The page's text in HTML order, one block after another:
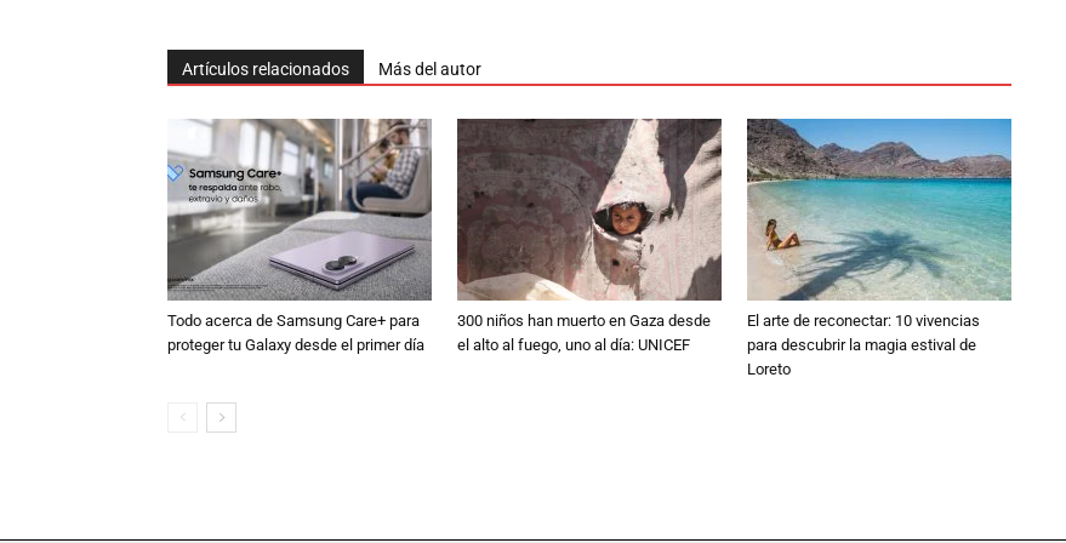
Artículos relacionados Más del autor
Todo acerca de Samsung Care+ para
proteger tu Galaxy desde el primer día
300 niños han muerto en Gaza desde
el alto al fuego, uno al día: UNICEF
El arte de reconectar: 10 vivencias
para descubrir la magia estival de
Loreto